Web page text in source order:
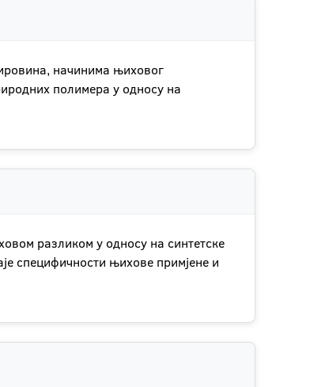
начинима њиховог
полимера у односу на
разликом у односу на синтетске
специфичности њихове примјене и